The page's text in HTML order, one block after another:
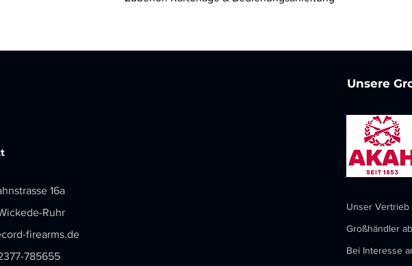
Unsere
16a
Ruhr
firearms.de
785655
Unser
Großhändler
Bei Interesse